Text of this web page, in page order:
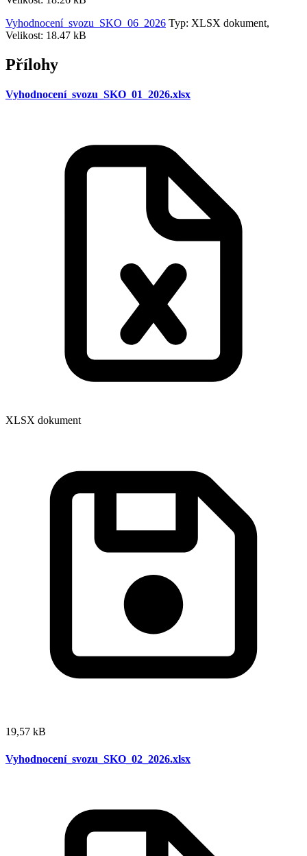
Vyhodnocení_svozu_SKO_06_2026 Typ: XLSX dokument,
Velikost: 18.47 kB
Přílohy
Vyhodnocení_svozu_SKO_01_2026.xlsx
XLSX dokument
19,57 kB
Vyhodnocení_svozu_SKO_02_2026.xlsx